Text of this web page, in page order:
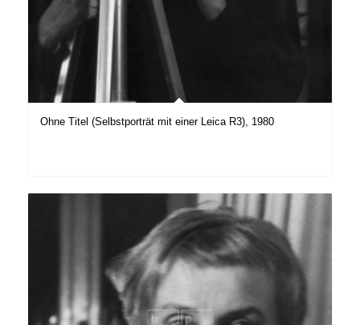
Ohne Titel (Selbstporträt mit einer Leica R3), 1980